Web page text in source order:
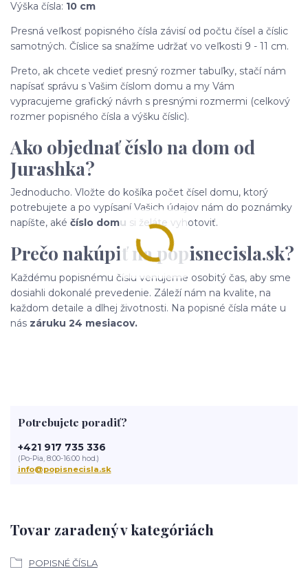
Výška čísla: 10 cm
Presná veľkosť popisného čísla závisí od počtu čísel a číslic
samotných. Číslice sa snažíme udržať vo veľkosti 9 - 11 cm.
Preto, ak chcete vedieť presný rozmer tabuľky, stačí nám
napísať správu s Vašim číslom domu a my Vám
vypracujeme grafický návrh s presnými rozmermi (celkový
rozmer popisného čísla a výšku číslic).
Ako objednať číslo na dom od
Jurashka?
Jednoducho. Vložte do košíka počet čísel domu, ktorý
potrebujete a po vypísaní Vašich údajov nám do poznámky
napíšte, aké číslo domu si želáte vyhotoviť.
Prečo nakúpiť na popisnecisla.sk?
Každému popisnému číslu venujeme osobitý čas, aby sme
dosiahli dokonalé prevedenie. Záleží nám na kvalite, na
každom detaile a dlhej životnosti. Na popisné čísla máte u
nás záruku 24 mesiacov.
Tovar zaradený v kategóriách
POPISNÉ ČÍSLA
Potrebujete poradiť?
+421 917 735 336
(Po-Pia, 8:00-16:00 hod.)
info@popisnecisla.sk